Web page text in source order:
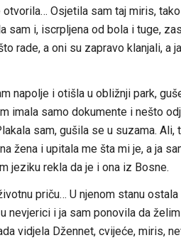
Osjetila sam taj miris,
sam i, iscrpljena od bola i tuge,
rade, a oni su zapravo klanjali, a
napolje i otišla u obližnji park,
imala samo dokumente i nešto
sam, gušila se u suzama. Ali,
žena i upitala me šta mi je, a ja
jeziku rekla da je i ona iz Bosne.
priču… U njenom stanu
nevjerici i ja sam ponovila da
vidjela Džennet, cvijeće, miris,